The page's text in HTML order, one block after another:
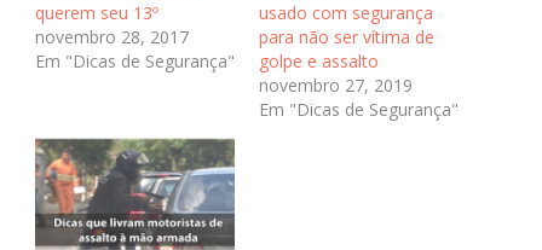
querem seu 13º
novembro 28, 2017
Em "Dicas de Segurança"
usado com segurança
para não ser vítima de
golpe e assalto
novembro 27, 2019
Em "Dicas de Segurança"